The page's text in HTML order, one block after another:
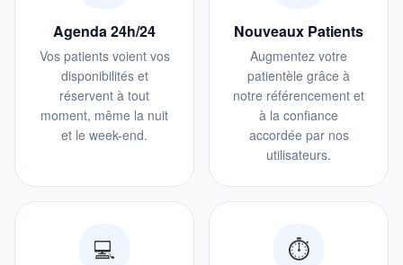
Agenda 24h/24
Vos patients voient vos
disponibilités et
réservent à tout
moment, même la nuit
et le week-end.
Nouveaux Patients
Augmentez votre
patientèle grâce à
notre référencement et
à la confiance
accordée par nos
utilisateurs.
💻 ⏱️